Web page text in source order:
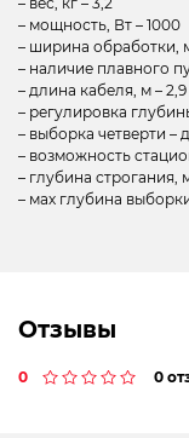
– мощность, Вт – 1000
– ширина обработки,
– наличие плавного
– длина кабеля, м – 2,9
– регулировка
– выборка четверти –
– возможность
– глубина строгания,
– мах глубина
Отзывы
0 0